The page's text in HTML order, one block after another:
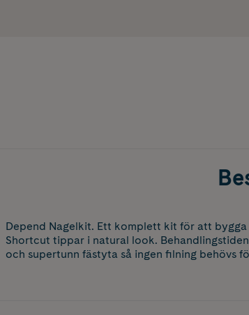
Depend Nagelkit. Ett komplett kit för att bygga
Shortcut tippar i natural look.
och supertunn fästyta så ingen filning behövs